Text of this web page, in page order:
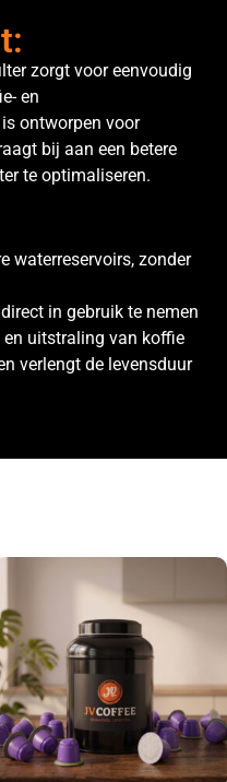
zorgt voor eenvoudig
en
ontworpen voor
bij aan een betere
te optimaliseren.
waterreservoirs, zonder
in gebruik te nemen
en uitstraling van koffie
verlengt de levensduur